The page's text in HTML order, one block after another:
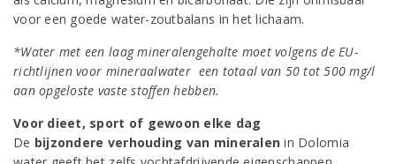
voor een goede water-zoutbalans in het lichaam.
*Water met een laag mineralengehalte moet volgens de EU-
richtlijnen voor mineraalwater een totaal van 50 tot 500 mg/l
aan opgeloste vaste stoffen hebben.
Voor dieet, sport of gewoon elke dag
De bijzondere verhouding van mineralen in Dolomia